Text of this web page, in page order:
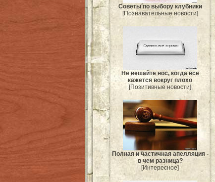
Советы по выбору клубники
[Познавательные новости]
Не вешайте нос, когда всё
кажется вокруг плохо
[Позитивные новости]
Полная и частичная апелляция -
в чем разница?
[Интересное]